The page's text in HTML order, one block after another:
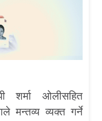
शर्मा ओलीसहित
मन्तव्य व्यक्त गर्ने